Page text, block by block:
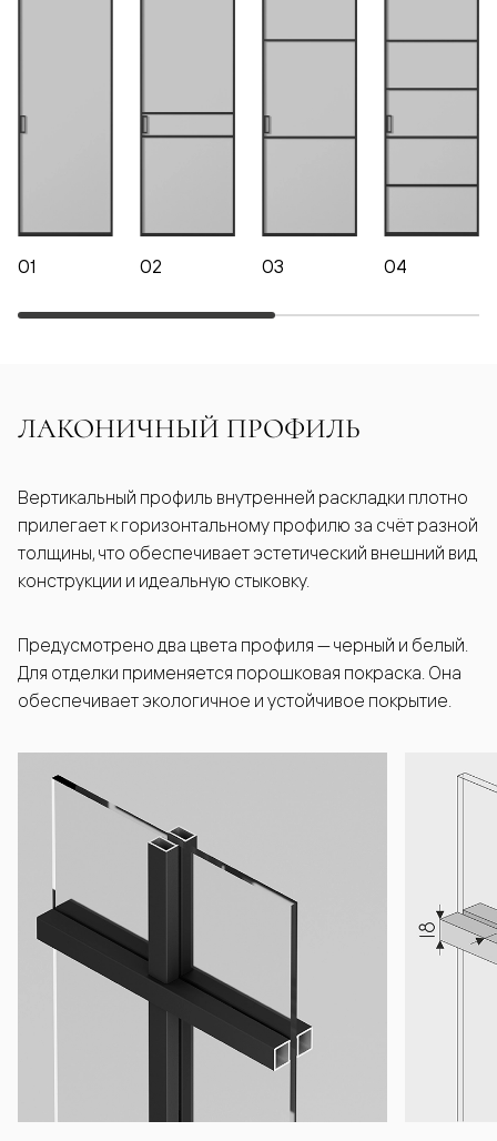
01 02 03 04
ЛАКОНИЧНЫЙ ПРОФИЛЬ
Вертикальный профиль внутренней раскладки плотно
прилегает к горизонтальному профилю за счёт разной
толщины, что обеспечивает эстетический внешний вид
конструкции и идеальную стыковку.
Предусмотрено два цвета профиля — черный и белый.
Для отделки применяется порошковая покраска. Она
обеспечивает экологичное и устойчивое покрытие.